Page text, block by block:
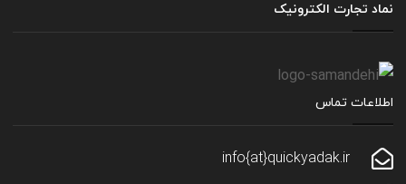
نماد تجارت الکترونیک
اطلاعات تماس
info{at}quickyadak.ir